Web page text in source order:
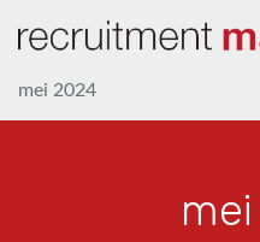
mei 2024